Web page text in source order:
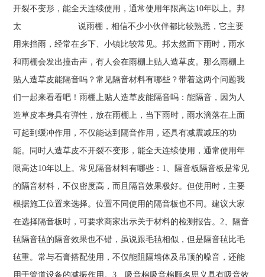
开裂不变形，能全天连续使用，通常使用年限高达10年以上。邦
太 说雨棚，相信不少小伙伴都比较熟悉，它主要
用来挡雨，经常在乡下、小镇比较常见。邦太然而下雨时，雨水
和雨棚会发出撞击声，有人会在雨棚上贴人造草皮。那么雨棚上
贴人造草皮能隔音吗？常见隔音材料有哪些？带着这两个问题我
们一起来看看吧！雨棚上贴人造草皮能隔音吗：能隔音，因为人
造草皮本身具有弹性，放在雨棚上，当下雨时，雨水滴落在上面
可起到缓冲作用，不仅能达到隔音作用，还具有减震减压的功
能。同时人造草皮不开裂不变形，能全天连续使用，通常使用年
限高达10年以上。常见隔音材料有哪些：1、隔音板隔音板是常见
的隔音材料，不仅密度高，而且隔音效果极好。但使用时，主要
根据施工位置来选择。位置不同使用的隔音板也不同。建议大家
在选择隔音板时，可要求商家出示关于材料的检测报告。2、隔音
毡隔音毡的隔音效果也不错，虽说跟毛毡相似，但是隔音毡比毛
毡重。常与石膏搭配使用，不仅能阻隔墙体及吊顶的噪音，还能
用于管道设备的减振作用。3、吸音棉吸音棉顾名思义具有吸音效